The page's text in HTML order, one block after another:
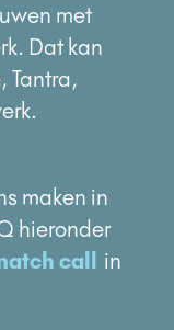
met
Dat kan
Tantra,
maken in
hieronder
call in